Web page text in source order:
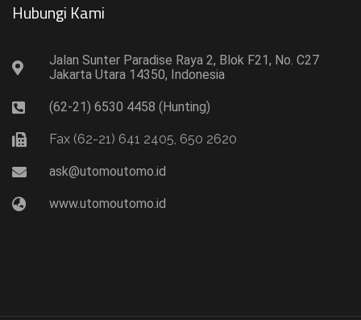
Hubungi Kami​
Jalan Sunter Paradise Raya 2, Blok F21, No. C27
Jakarta Utara 14350, Indonesia
(62-21) 6530 4458 (Hunting)
Fax (62-21) 641 2405, 650 2620
ask@utomoutomo.id
www.utomoutomo.id